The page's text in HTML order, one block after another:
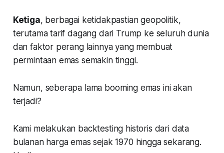
Ketiga, berbagai ketidakpastian geopolitik,
terutama tarif dagang dari Trump ke seluruh dunia
dan faktor perang lainnya yang membuat
permintaan emas semakin tinggi.
Namun, seberapa lama booming emas ini akan
terjadi?
Kami melakukan backtesting historis dari data
bulanan harga emas sejak 1970 hingga sekarang.